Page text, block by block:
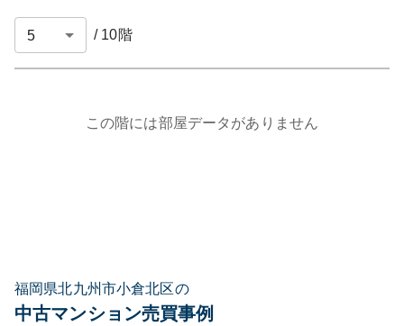
/ 10階
この階には部屋データがありません
福岡県北九州市小倉北区の
中古マンション売買事例